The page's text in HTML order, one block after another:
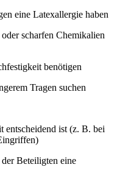
eine Latexallergie haben
scharfen Chemikalien
benötigen
Tragen suchen
entscheidend ist (z. B. bei
der Beteiligten eine